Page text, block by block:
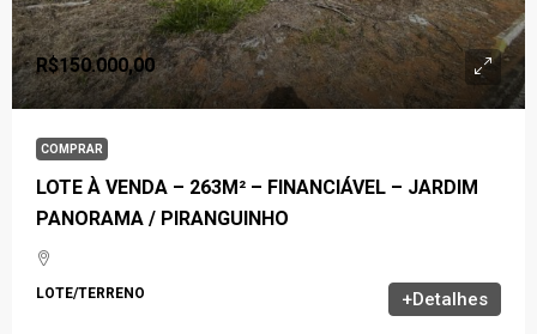
R$150.000,00
COMPRAR
LOTE À VENDA – 263M² – FINANCIÁVEL – JARDIM
PANORAMA / PIRANGUINHO
LOTE/TERRENO +Detalhes